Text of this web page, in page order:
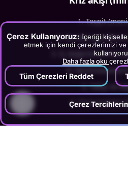
Çerez Kullanıyoruz: İçeriği
etmek için kendi çerezlerimizi
Daha fazla oku
Tüm Çerezleri Reddet
Çerez
Tespit
Durdur (gerekirse
İç değerlendirme
Yanıt/
Takip ve
Post-mortem